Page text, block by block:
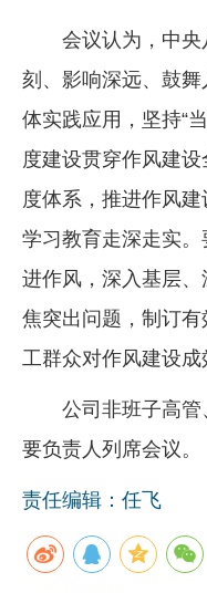
会议认为，中
刻、影响深远、鼓
体实践应用，坚持“
度建设贯穿作风建
度体系，推进作风
学习教育走深走实
进作风，深入基层
焦突出问题，制订
工群众对作风建设成
公司非班子高
要负责人列席会议。
责任编辑：任飞